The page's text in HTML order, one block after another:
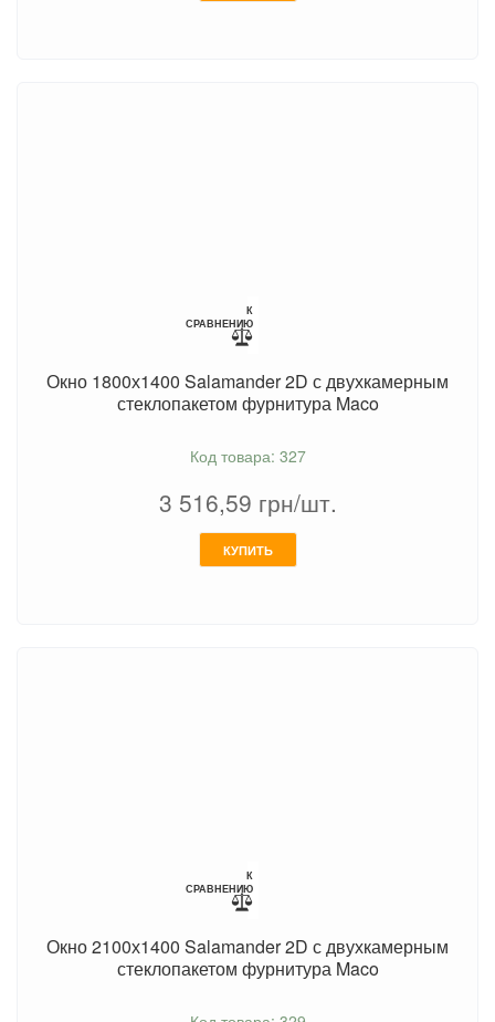
К
СРАВНЕНИЮ
Окно 1800х1400 Salamander 2D с двухкамерным
стеклопакетом фурнитура Maco
Код товара: 327
3 516,59 грн/шт.
КУПИТЬ
К
СРАВНЕНИЮ
Окно 2100х1400 Salamander 2D с двухкамерным
стеклопакетом фурнитура Maco